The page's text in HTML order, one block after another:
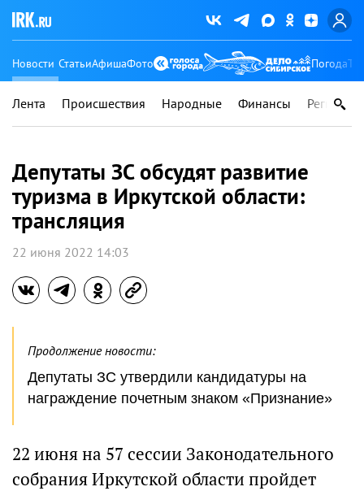
Новости СтатьиАфишаФото Погода
Лента Происшествия Народные Финансы Регионы
Депутаты ЗС обсудят развитие
туризма в Иркутской области:
трансляция
22 июня 2022 14:03
Продолжение новости:
Депутаты ЗС утвердили кандидатуры на
награждение почетным знаком «Признание»
22 июня на 57 сессии Законодательного
собрания Иркутской области пройдет